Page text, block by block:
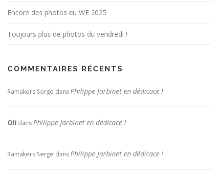
Encore des photos du WE 2025
Toujours plus de photos du vendredi !
COMMENTAIRES RÉCENTS
Ramakers Serge dansPhilippe Jarbinet en dédicace !
Oli dansPhilippe Jarbinet en dédicace !
Ramakers Serge dansPhilippe Jarbinet en dédicace !